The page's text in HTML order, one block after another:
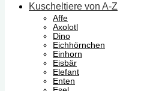
Kuscheltiere von A-Z
Affe
Axolotl
Dino
Eichhörnchen
Einhorn
Eisbär
Elefant
Enten